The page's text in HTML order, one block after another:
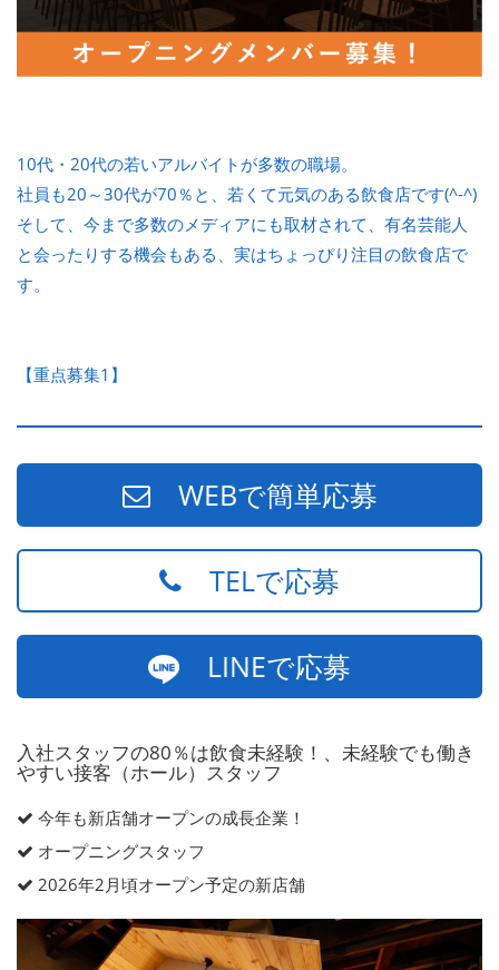
10代・20代の若いアルバイトが多数の職場。
社員も20～30代が70％と、若くて元気のある飲食店です(^-^)
そして、今まで多数のメディアにも取材されて、有名芸能人
と会ったりする機会もある、実はちょっぴり注目の飲食店で
す。
【重点募集1】
WEBで簡単応募
TELで応募
LINEで応募
入社スタッフの80％は飲食未経験！、未経験でも働き
やすい接客（ホール）スタッフ
今年も新店舗オープンの成長企業！
オープニングスタッフ
2026年2月頃オープン予定の新店舗